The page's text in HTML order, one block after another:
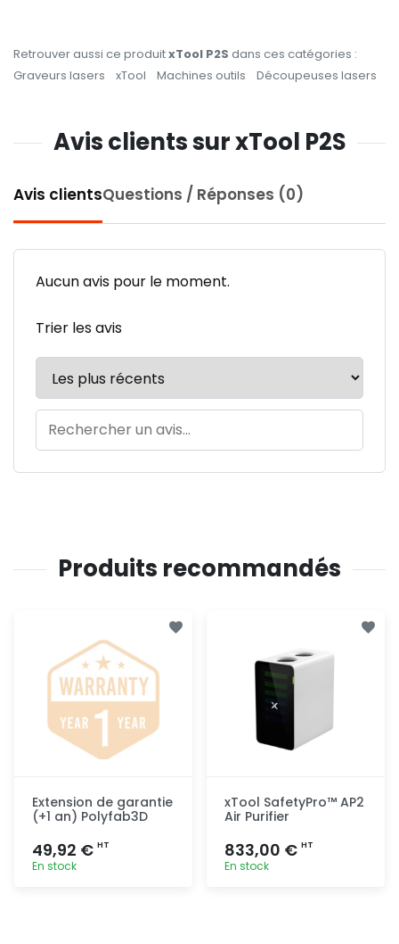
Retrouver aussi ce produitxTool P2S dans ces catégories :
Graveurs lasers
xTool Machines outils Découpeuses lasers
Avis clients sur xTool P2S
Avis clientsQuestions / Réponses (0)
Aucun avis pour le moment.
Trier les avis
Produits recommandés
Extension de garantie
(+1 an) Polyfab3D
49,92 € HT
En stock
xTool SafetyPro™ AP2
Air Purifier
833,00 € HT
En stock